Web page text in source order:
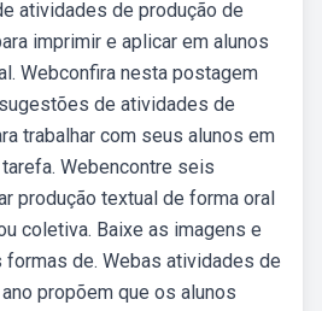
atividades de produção de
imprimir e aplicar em alunos
Webconfira nesta postagem
de atividades de
trabalhar com seus alunos em
Webencontre seis
produção textual de forma oral
coletiva. Baixe as imagens e
de. Webas atividades de
propõem que os alunos